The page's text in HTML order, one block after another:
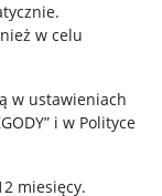
.
w celu
w ustawieniach
i w Polityce
miesięcy.